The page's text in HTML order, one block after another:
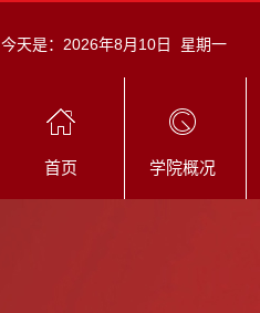
今天是： 2026年8月10日 星期一
首页 学院概况